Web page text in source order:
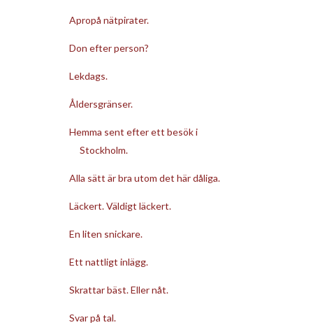
Apropå nätpirater.
Don efter person?
Lekdags.
Åldersgränser.
Hemma sent efter ett besök i
Stockholm.
Alla sätt är bra utom det här dåliga.
Läckert. Väldigt läckert.
En liten snickare.
Ett nattligt inlägg.
Skrattar bäst. Eller nåt.
Svar på tal.